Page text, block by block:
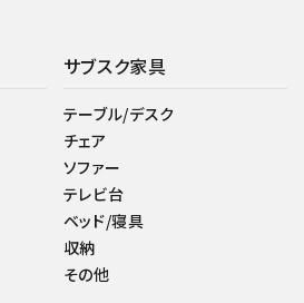
サブスク家具
テーブル/デスク
チェア
ソファー
テレビ台
ベッド/寝具
収納
その他